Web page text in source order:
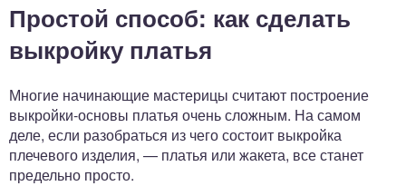
Простой способ: как сделать
выкройку платья
Многие начинающие мастерицы считают построение
выкройки-основы платья очень сложным. На самом
деле, если разобраться из чего состоит выкройка
плечевого изделия, — платья или жакета, все станет
предельно просто.